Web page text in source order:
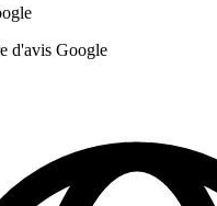
d'avis Google